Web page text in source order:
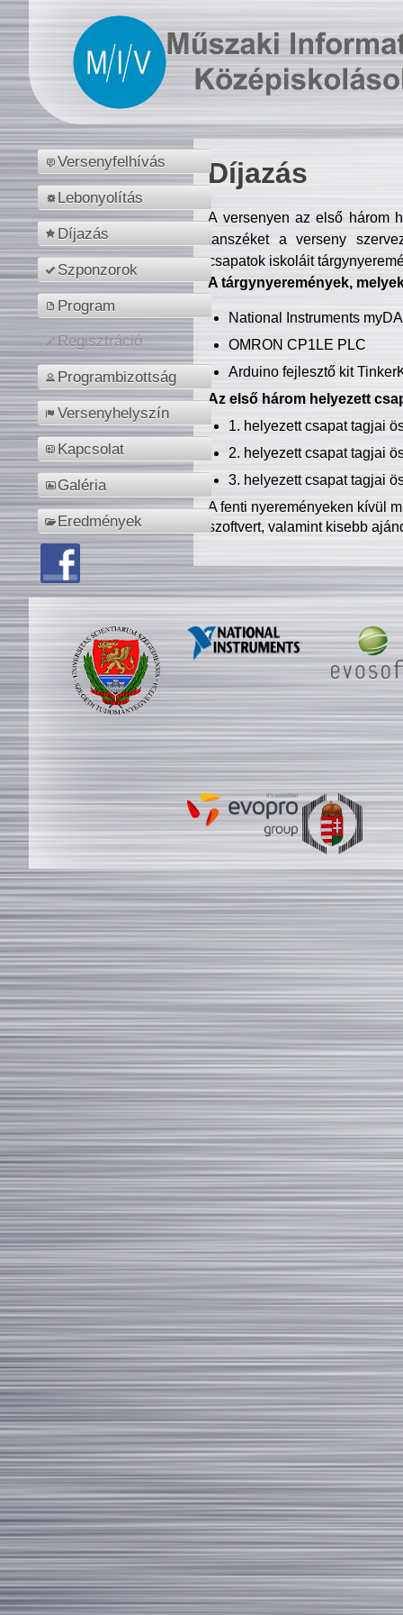
Versenyfelhívás
Lebonyolítás
Díjazás
Szponzorok
Program
Regisztráció
Programbizottság
Versenyhelyszín
Kapcsolat
Galéria
Eredmények
Díjazás
A versenyen az első három
tanszéket a verseny
csapatok iskoláit
A tárgynyeremények,
National Instruments
OMRON CP1LE PLC
Arduino fejlesztő kit
Az első három helyezett
1. helyezett csapat tagjai
2. helyezett csapat tagjai
3. helyezett csapat tagjai
A fenti nyereményeken kívül
szoftvert, valamint kisebb